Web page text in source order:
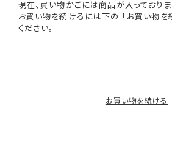
現在、買い物かごには商品が入っておりま
お買い物を続けるには下の 「お買い物を
ください。
お買い物を続ける